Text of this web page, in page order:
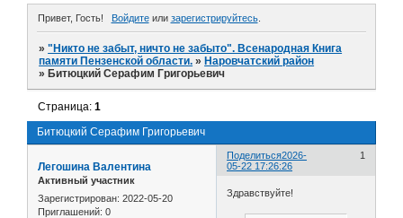
Привет, Гость! Войдитеили зарегистрируйтесь.
»"Никто не забыт, ничто не забыто". Всенародная Книга
памяти Пензенской области. » Наровчатский район
» Битюцкий Серафим Григорьевич
Битюцкий Серафим Григорьевич
Страница:1
Поделиться 1
2026-
05-22 17:26:26
Легошина Валентина
Активный участник
Зарегистрирован: 2022-05-20
Приглашений: 0
Здравствуйте!